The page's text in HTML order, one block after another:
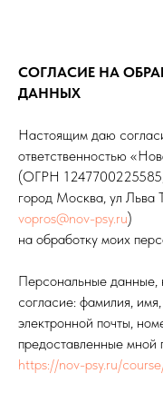
СОГЛАСИЕ НА
ДАННЫХ
Настоящим даю
ответственностью
(ОГРН
город Москва, ул Льва
vopros@nov-psy.ru)
на обработку моих
Персональные данные,
согласие: фамилия,
электронной почты,
предоставленные мной
https://nov-psy.ru/